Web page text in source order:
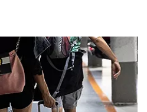
Ikusmiran
Eguraldia